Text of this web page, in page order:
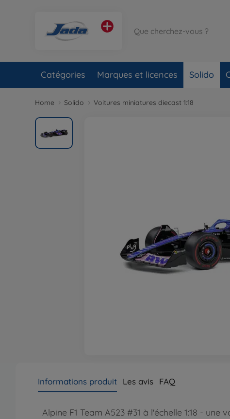
Catégories Marques et licences Solido
Home Solido Voitures miniatures diecast 1:18
Informations produit Les avis FAQ
Alpine F1 Team A523 #31 à l'échelle 1:18 -